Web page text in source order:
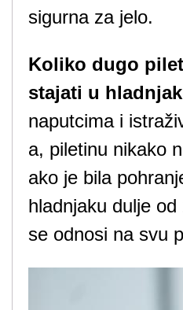
sigurna za jelo.
Koliko dugo
stajati u
naputcima i
a, piletinu nikako
ako je bila
hladnjaku dulje
se odnosi na svu